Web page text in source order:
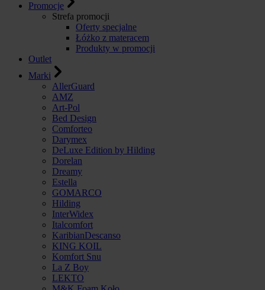
Promocje
Strefa promocji
Oferty specjalne
Łóżko z materacem
Produkty w promocji
Outlet
Marki
AllerGuard
AMZ
Art-Pol
Bed Design
Comforteo
Darymex
DeLuxe Edition by Hilding
Dorelan
Dreamy
Estella
GOMARCO
Hilding
InterWidex
Italcomfort
KaribianDescanso
KING KOIL
Komfort Snu
La Z Boy
LEKTO